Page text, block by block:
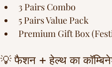
3 Pairs Combo
5 Pairs Value Pack
Premium Gift Box
💡 फैशन + हेल्थ का